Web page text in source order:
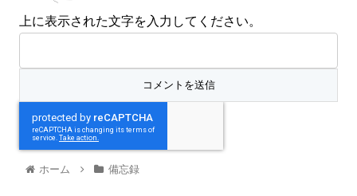
上に表示された文字を入力してください。
ホーム 備忘録